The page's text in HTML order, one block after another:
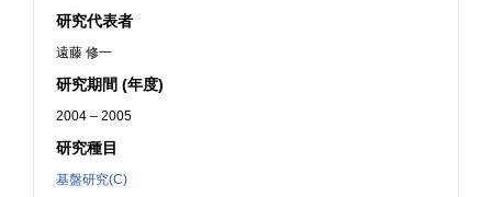
研究代表者
遠藤 修一
研究期間 (年度)
2004 – 2005
研究種目
基盤研究(C)